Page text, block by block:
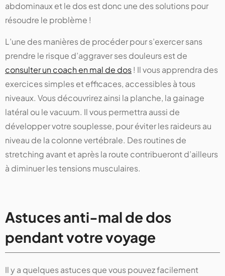
abdominaux et le dos est donc une des solutions pour
résoudre le problème !
L’une des manières de procéder pour s’exercer sans
prendre le risque d’aggraver ses douleurs est de
consulter un coach en mal de dos! Il vous apprendra des
exercices simples et efficaces, accessibles à tous
niveaux. Vous découvrirez ainsi la planche, la gainage
latéral ou le vacuum. Il vous permettra aussi de
développer votre souplesse, pour éviter les raideurs au
niveau de la colonne vertébrale. Des routines de
stretching avant et après la route contribueront d’ailleurs
à diminuer les tensions musculaires.
Astuces anti-mal de dos
pendant votre voyage
Il y a quelques astuces que vous pouvez facilement